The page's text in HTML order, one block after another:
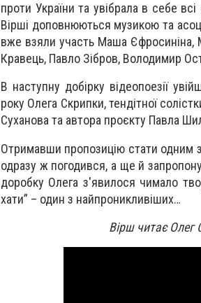
проти України та увібрала в себе
Вірші доповнюються музикою та
вже взяли участь Маша Єфросиніна,
Кравець, Павло Зібров, Володимир
В наступну добірку відеопоезії
року Олега Скрипки, тендітної
Суханова та автора проєкту Павла
Отримавши пропозицію стати одним з
одразу ж погодився, а ще й
доробку Олега з'явилося чимало
хати” – один з найпроникливіших…
Вірш читає Олег